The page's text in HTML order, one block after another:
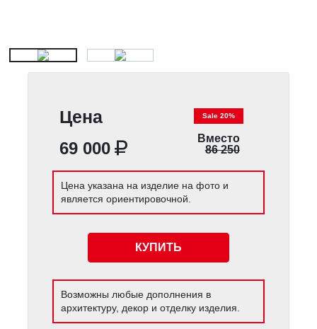
Цена
69 000
Sale 20%
Вместо
86 250
Цена указана на изделие на фото и
является ориентировочной.
КУПИТЬ
Возможны любые дополнения в
архитектуру, декор и отделку изделия.